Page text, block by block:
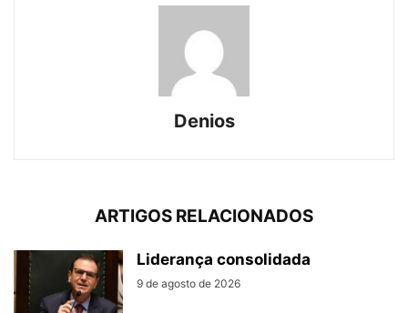
Denios
ARTIGOS RELACIONADOS
Liderança consolidada
9 de agosto de 2026